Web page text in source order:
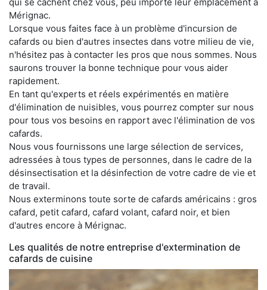
Mérignac.
Lorsque vous faites face à un problème d'incursion de
cafards ou bien d'autres insectes dans votre milieu de vie,
n'hésitez pas à contacter les pros que nous sommes. Nous
saurons trouver la bonne technique pour vous aider
rapidement.
En tant qu'experts et réels expérimentés en matière
d'élimination de nuisibles, vous pourrez compter sur nous
pour tous vos besoins en rapport avec l'élimination de vos
cafards.
Nous vous fournissons une large sélection de services,
adressées à tous types de personnes, dans le cadre de la
désinsectisation et la désinfection de votre cadre de vie et
de travail.
Nous exterminons toute sorte de cafards américains : gros
cafard, petit cafard, cafard volant, cafard noir, et bien
d'autres encore à Mérignac.
Les qualités de notre entreprise d'extermination de
cafards de cuisine